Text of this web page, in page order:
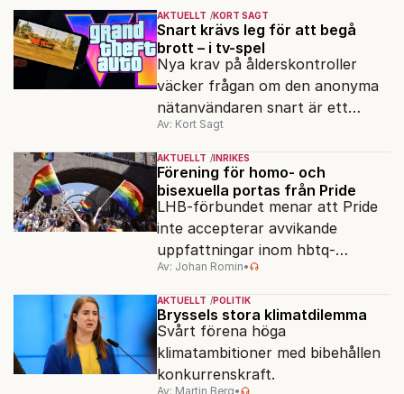
AKTUELLT KORT SAGT
Snart krävs leg för att begå
brott – i tv-spel
Nya krav på ålderskontroller
väcker frågan om den anonyma
nätanvändaren snart är ett
minne blott.
Av: Kort Sagt
AKTUELLT INRIKES
Förening för homo- och
bisexuella portas från Pride
LHB-förbundet menar att Pride
inte accepterar avvikande
uppfattningar inom hbtq-
rörelsen. "Vi har inga problem
med transpersoner", säger
ordföranden Linn Saarinen.
Av: Johan Romin•
AKTUELLT POLITIK
Bryssels stora klimatdilemma
Svårt förena höga
klimatambitioner med bibehållen
konkurrenskraft.
Av: Martin Berg•